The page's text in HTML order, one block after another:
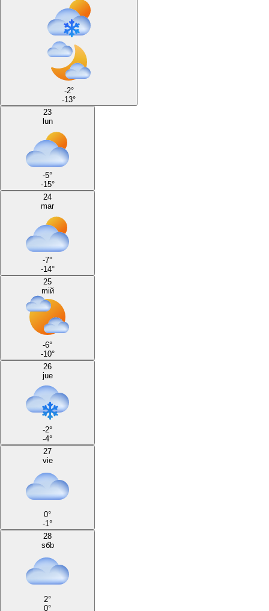
-2°
-13°
23
lun
-5°
-15°
24
mar
-7°
-14°
25
miй
-6°
-10°
26
jue
-2°
-4°
27
vie
0°
-1°
28
sбb
2°
0°